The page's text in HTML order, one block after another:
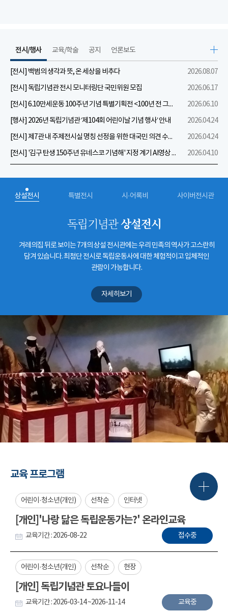
전시/행사
[전시] 백범의 생각과 뜻, 온 세상을 비추다
2026.08.07
[전시] 독립기념관 전시 모니터링단 국민위원 모집
2026.06.17
[전시] 6.10만세운동 100주년 기념 특별기획전 <100년 전 그날을 보다: 6.10만세운동>
2026.06.10
[행사] 2026년 독립기념관 ‘제104회 어린이날 기념 행사’ 안내
2026.04.24
[전시] 제7관 내 주제전시실 명칭 선정을 위한 대국민 의견 수렴 실시
2026.04.24
[전시] '김구 탄생 150주년 유네스코 기념해' 지정 계기 AI영상 국민공모 개최 안내
2026.04.10
교육/학술 공지 언론보도
상설전시 특별전시 시·어록비 사이버전시관
독립기념관상설전시
겨레의집 뒤로 보이는 7개의 상설 전시관에는 우리 민족의 역사가 고스란히
담겨 있습니다. 최첨단 전시로 독립운동사에 대한 체험적이고 입체적인
관람이 가능합니다.
자세히보기
교육 프로그램
어린이·청소년(개인) 선착순 인터넷
[개인]'나랑 닮은 독립운동가는?' 온라인교육
교육기간 : 2026-08-22 접수중
어린이·청소년(개인) 선착순 현장
[개인] 독립기념관 토요나들이
교육기간 : 2026-03-14 ~2026-11-14 교육중